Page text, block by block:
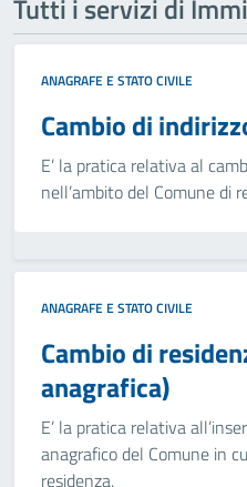
Tutti i servizi di
ANAGRAFE E STATO CIVILE
Cambio di
E’ la pratica relativa al
nell’ambito del Comune di
ANAGRAFE E STATO CIVILE
Cambio di
anagrafica)
E’ la pratica relativa
anagrafico del Comune in
residenza.